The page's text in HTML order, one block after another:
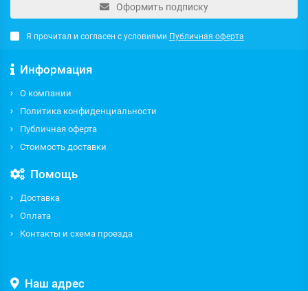
Оформить подписку
Я прочитал и согласен с условиями Публичная оферта
Информация
О компании
Политика конфиденциальности
Публичная оферта
Стоимость доставки
Помощь
Доставка
Оплата
Контакты и схема проезда
Наш адрес